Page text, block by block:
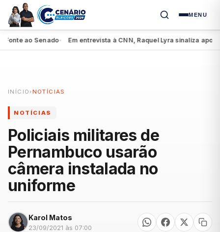
MENU
ao Senado● Em entrevista à CNN, Raquel Lyra sinaliza apoio a
INÍCIO ›NOTÍCIAS
NOTÍCIAS
Policiais militares de
Pernambuco usarão
câmera instalada no
uniforme
Karol Matos
23/09/2021 às 07:00